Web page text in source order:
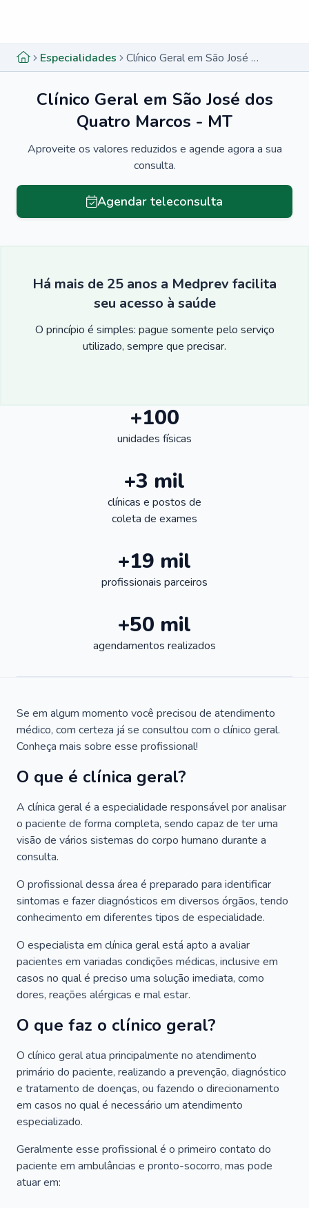
Especialidades Clínico Geral em São José dos Quatro Marcos - MT
Clínico Geral em São José dos
Quatro Marcos - MT
Aproveite os valores reduzidos e agende agora a sua
consulta.
Agendar teleconsulta
Há mais de 25 anos a Medprev facilita
seu acesso à saúde
O princípio é simples: pague somente pelo serviço
utilizado, sempre que precisar.
+100
unidades físicas
+3 mil
clínicas e postos de
coleta de exames
+19 mil
profissionais parceiros
+50 mil
agendamentos realizados
Se em algum momento você precisou de atendimento
médico, com certeza já se consultou com o clínico geral.
Conheça mais sobre esse profissional!
O que é clínica geral?
A clínica geral é a especialidade responsável por analisar
o paciente de forma completa, sendo capaz de ter uma
visão de vários sistemas do corpo humano durante a
consulta.
O profissional dessa área é preparado para identificar
sintomas e fazer diagnósticos em diversos órgãos, tendo
conhecimento em diferentes tipos de especialidade.
O especialista em clínica geral está apto a avaliar
pacientes em variadas condições médicas, inclusive em
casos no qual é preciso uma solução imediata, como
dores, reações alérgicas e mal estar.
O que faz o clínico geral?
O clínico geral atua principalmente no atendimento
primário do paciente, realizando a prevenção, diagnóstico
e tratamento de doenças, ou fazendo o direcionamento
em casos no qual é necessário um atendimento
especializado.
Geralmente esse profissional é o primeiro contato do
paciente em ambulâncias e pronto-socorro, mas pode
atuar em: